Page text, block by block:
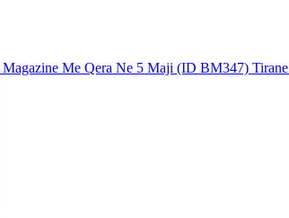
Magazine Me Qera Ne 5 Maji (ID BM347) Tirane